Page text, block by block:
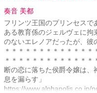
奏音 美都
フリンツ王国のプリンセス
ある教育係のジェルヴェに拘
のないエレノアだったが、彼
＊＊＊＊＊＊＊＊＊＊＊＊
＊＊＊＊＊＊＊＊＊＊＊＊
断の恋に落ちた侯爵令嬢は、
息を漏らす」
https://www.alphapolis.co.jp/